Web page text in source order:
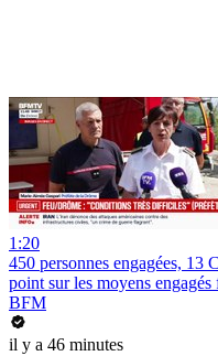
1:20
450 personnes engagées, 13
point sur les moyens
BFM
il y a 46 minutes